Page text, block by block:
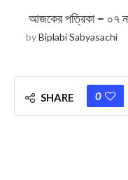
আজকের পত্রিকা – ০৭
byBiplabi Sabyasachi
SHARE 0